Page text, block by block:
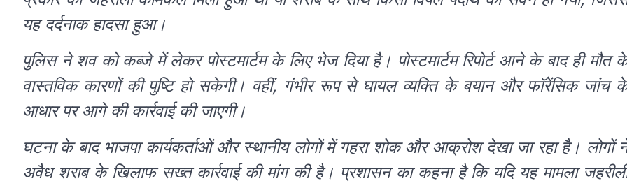
यह दर्दनाक हादसा हुआ।
पुलिस ने शव को कब्जे में लेकर पोस्टमार्टम के लिए भेज दिया है। पोस्टमार्टम रिपोर्ट आने के बाद ही मौत
वास्तविक कारणों की पुष्टि हो सकेगी। वहीं, गंभीर रूप से घायल व्यक्ति के बयान और फॉरेंसिक जांच
आधार पर आगे की कार्रवाई की जाएगी।
घटना के बाद भाजपा कार्यकर्ताओं और स्थानीय लोगों में गहरा शोक और आक्रोश देखा जा रहा है। लोगों
अवैध शराब के खिलाफ सख्त कार्रवाई की मांग की है। प्रशासन का कहना है कि यदि यह मामला